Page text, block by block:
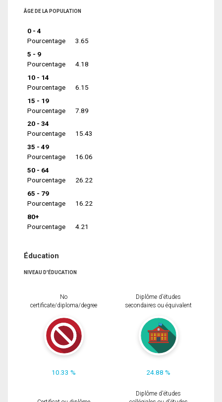
ÂGE DE LA POPULATION
0 - 4
Pourcentage
3.65
5 - 9
Pourcentage
4.18
10 - 14
Pourcentage
6.15
15 - 19
Pourcentage
7.89
20 - 34
Pourcentage
15.43
35 - 49
Pourcentage
16.06
50 - 64
Pourcentage
26.22
65 - 79
Pourcentage
16.22
80+
Pourcentage
4.21
Éducation
NIVEAU D'ÉDUCATION
No
certificate/diploma/degree
10.33 %
Diplôme d'études
secondaires ou équivalent
24.88 %
Diplôme d'études